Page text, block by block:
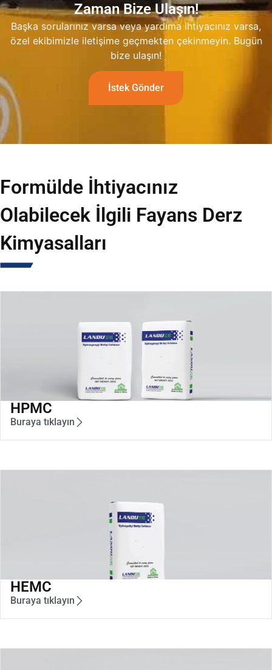
Zaman Bize Ulaşın!
Başka sorularınız varsa veya yardıma ihtiyacınız varsa,
özel ekibimizle iletişime geçmekten çekinmeyin. Bugün
bize ulaşın!
İstek Gönder
Formülde İhtiyacınız
Olabilecek İlgili Fayans Derz
Kimyasalları
HPMC
Buraya tıklayın
HEMC
Buraya tıklayın